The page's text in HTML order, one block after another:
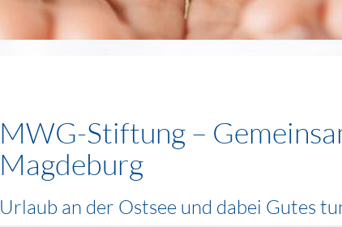
MWG-Stiftung –
Magdeburg
Urlaub an der Ostsee und dabei Gutes